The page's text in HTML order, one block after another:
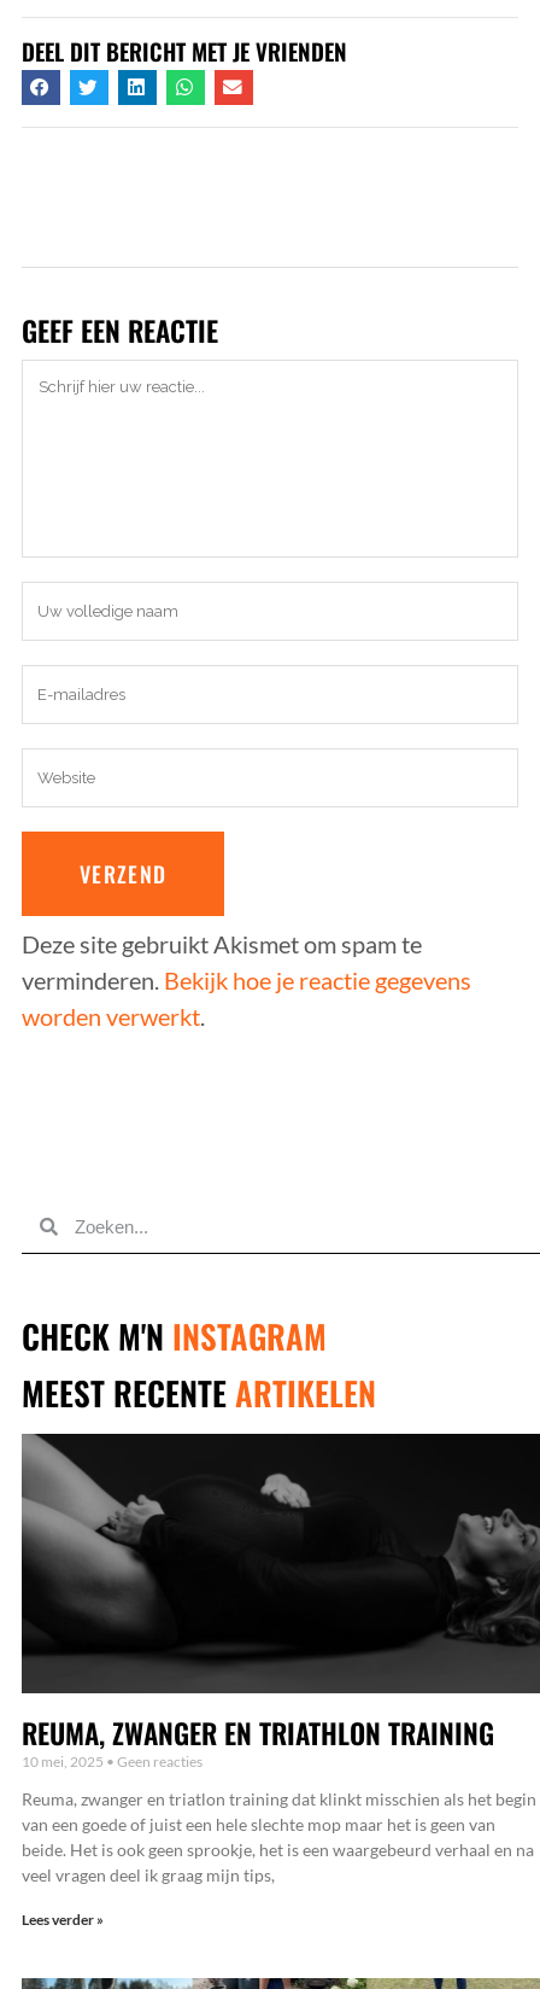
DEEL DIT BERICHT MET JE VRIENDEN
GEEF EEN REACTIE
Deze site gebruikt Akismet om spam te
verminderen. Bekijk hoe je reactie gegevens
worden verwerkt.
CHECK M'N INSTAGRAM
MEEST RECENTEARTIKELEN
REUMA, ZWANGER EN TRIATHLON TRAINING
10 mei, 2025 Geen reacties
Reuma, zwanger en triatlon training dat klinkt misschien als het begin
van een goede of juist een hele slechte mop maar het is geen van
beide. Het is ook geen sprookje, het is een waargebeurd verhaal en na
veel vragen deel ik graag mijn tips,
Lees verder »